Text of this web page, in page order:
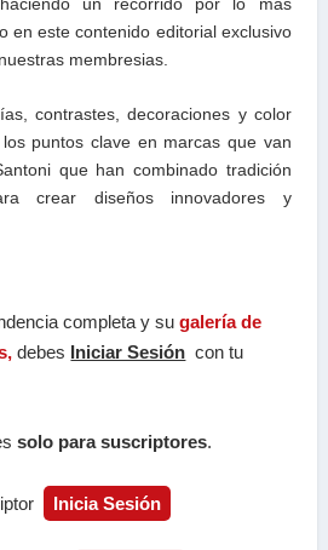
en este contenido editorial exclusivo
membresias.
contrastes, decoraciones y color
puntos clave en marcas que van
que han combinado tradición
crear diseños innovadores y
completa y su galería de
debes Iniciar Sesión con tu
solo para suscriptores.
Inicia Sesión